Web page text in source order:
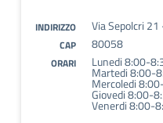
INDIRIZZO Via Sepolcri
CAP 80058
ORARI Lunedi 8:00-
Martedi 8:00-
Mercoledi
Giovedi 8:00-
Venerdi 8:00-